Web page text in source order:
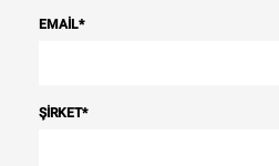
EMAIL*
ŞIRKET*